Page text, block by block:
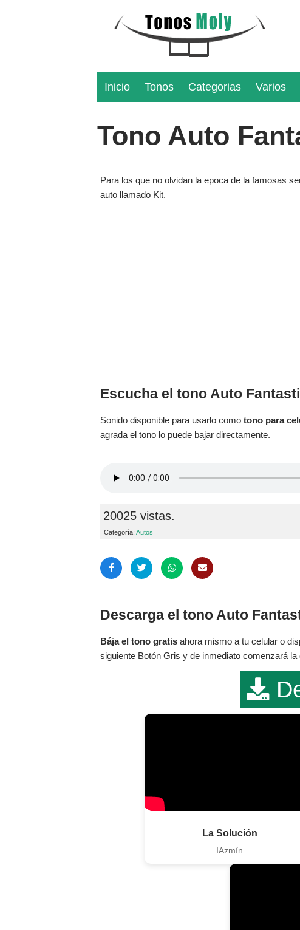
Inicio Tonos Categorias Varios
Tono Auto
Para los que no olvidan la epoca de la famosas
auto llamado Kit.
Escucha el tono Auto
Sonido disponible para usarlo como tono para
agrada el tono lo puede bajar directamente.
20025 vistas.
Categoría: Autos
Descarga el tono Auto
Bája el tono gratis ahora mismo a tu celular o
siguiente Botón Gris y de inmediato comenzará
La Solución
IAzmín